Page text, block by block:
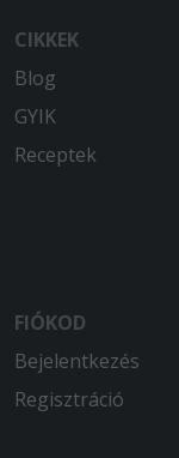
CIKKEK
Blog
GYIK
Receptek
FIÓKOD
Bejelentkezés
Regisztráció